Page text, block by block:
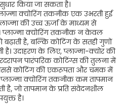
किया जा सकता है।
क्योरिंग तकनीक एक उभरती हुई
की उच्च ऊर्जा के माध्यम से
प्लाज्मा क्योरिंग तकनीक न केवल
है, बल्कि कोटिंग के सतही गुणों
उदाहरण के लिए, प्लाज्मा-क्योर की
पारंपरिक कोटिंग्स की तुलना में
कोटिंग की एकरूपता और चमक में
प्लाज्मा क्योरिंग तकनीक कम तापमान
है, जो तापमान के प्रति संवेदनशील
है।